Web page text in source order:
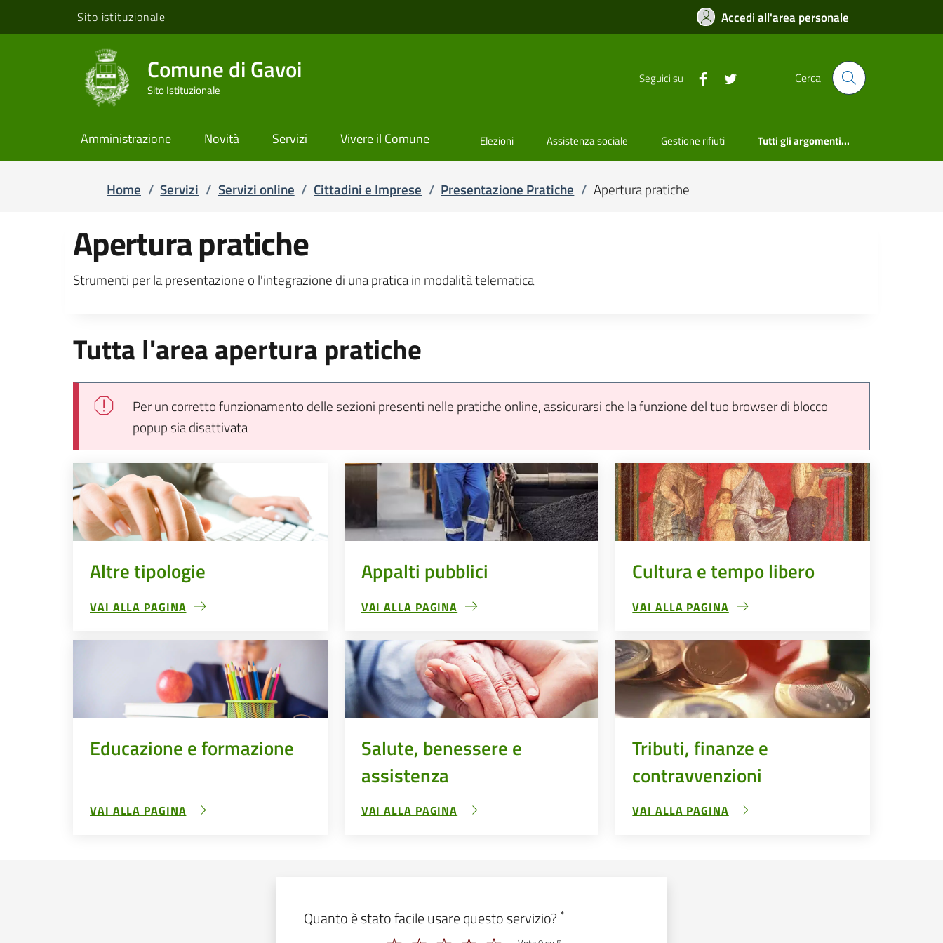
Sito istituzionale Accedi all'area personale
Comune di Gavoi
Sito Istituzionale
Seguici su Cerca
Amministrazione Novità Servizi Vivere il Comune Elezioni Assistenza sociale Gestione rifiuti Tutti gli argomenti...
Home / Servizi / Servizi online / Cittadini e Imprese / Presentazione Pratiche / Apertura pratiche
Apertura pratiche
Strumenti per la presentazione o l'integrazione di una pratica in modalità telematica
Tutta l'area apertura pratiche
Per un corretto funzionamento delle sezioni presenti nelle pratiche online, assicurarsi che la funzione del tuo browser di blocco
popup sia disattivata
Altre tipologie
VAI ALLA PAGINA
ALTRE TIPOLOGIE
Appalti pubblici
VAI ALLA PAGINA
APPALTI PUBBLICI
Cultura e tempo libero
VAI ALLA PAGINA
CULTURA E TEMPO LIBERO
Educazione e formazione
VAI ALLA PAGINA
EDUCAZIONE E FORMAZIONE
Salute, benessere e
assistenza
VAI ALLA PAGINA
SALUTE, BENESSERE E ASSISTENZA
Tributi, finanze e
contravvenzioni
VAI ALLA PAGINA
TRIBUTI, FINANZE E CONTRAVVENZIONI
Quanto è stato facile usare questo servizio? *